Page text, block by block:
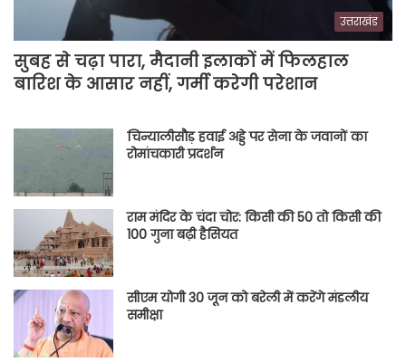
उत्तराखंड
सुबह से चढ़ा पारा, मैदानी इलाकों में फिलहाल
बारिश के आसार नहीं, गर्मी करेगी परेशान
चिन्यालीसौड़ हवाई अड्डे पर सेना के जवानों का
रोमांचकारी प्रदर्शन
राम मंदिर के चंदा चोर: किसी की 50 तो किसी की
100 गुना बढ़ी हैसियत
सीएम योगी 30 जून को बरेली में करेंगे मंडलीय
समीक्षा